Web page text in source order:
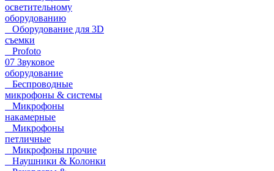
осветительному
оборудованию
Оборудование для 3D
съемки
Profoto
07 Звуковое
оборудование
Беспроводные
микрофоны & системы
Микрофоны
накамерные
Микрофоны
петличные
Микрофоны прочие
Наушники & Колонки